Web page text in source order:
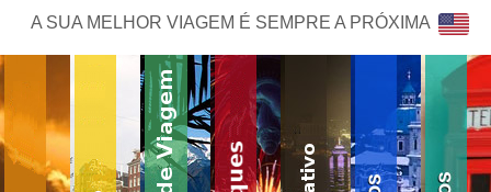
A SUA MELHOR VIAGEM É SEMPRE A PRÓXIMA